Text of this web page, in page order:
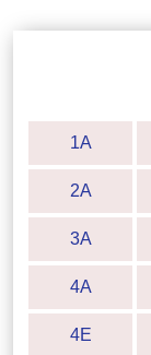
1A
2A
3A
4A
4E